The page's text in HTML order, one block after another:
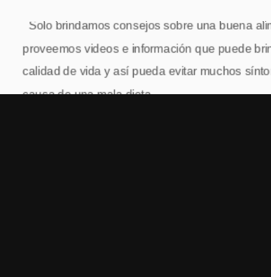
Solo brindamos consejos sobre una buena
proveemos videos e información que puede
calidad de vida y así pueda evitar muchos
causa de una mala dieta.